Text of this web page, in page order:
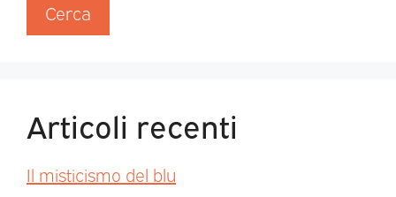
Cerca
Articoli recenti
Il misticismo del blu